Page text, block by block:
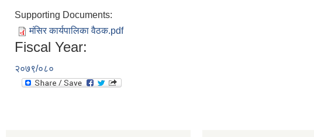
Supporting Documents:
मंसिर कार्यपालिका वैठक.pdf
Fiscal Year:
२०७९/०८०